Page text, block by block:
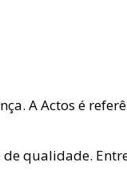
A Actos é
qualidade.